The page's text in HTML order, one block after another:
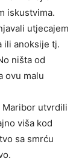
iskustvima.
utjecajem
ili anoksije tj.
ništa od
ovu malu
Maribor utvrdili
viša kod
sa smrću